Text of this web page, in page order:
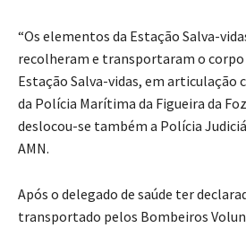
“Os elementos da Estação Salva-
recolheram e transportaram o corpo
Estação Salva-vidas, em articulação
da Polícia Marítima da Figueira da
deslocou-se também a Polícia
AMN.
Após o delegado de saúde ter
transportado pelos Bombeiros